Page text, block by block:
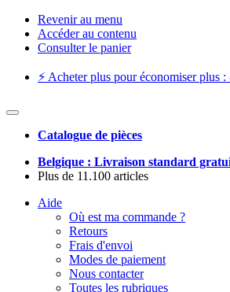
Revenir au menu
Accéder au contenu
Consulter le panier
⚡️ Acheter plus pour économiser plus
Catalogue de pièces
Belgique : Livraison standard
Plus de 11.100 articles
Aide
Où est ma commande ?
Retours
Frais d'envoi
Modes de paiement
Nous contacter
Toutes les rubriques